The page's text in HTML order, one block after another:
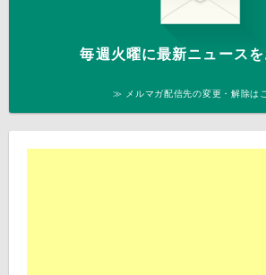
毎週火曜に最新ニュース
≫ メルマガ配信先の変更・解除は